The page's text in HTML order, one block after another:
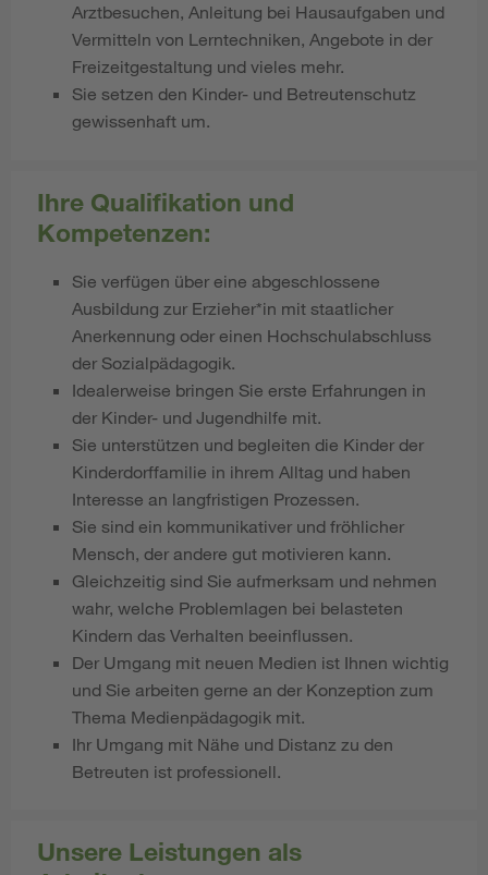
Arztbesuchen, Anleitung bei Hausaufgaben und
Vermitteln von Lerntechniken, Angebote in der
Freizeitgestaltung und vieles mehr.
Sie setzen den Kinder- und Betreutenschutz
gewissenhaft um.
Ihre Qualifikation und
Kompetenzen:
Sie verfügen über eine abgeschlossene
Ausbildung zur Erzieher*in mit staatlicher
Anerkennung oder einen Hochschulabschluss
der Sozialpädagogik.
Idealerweise bringen Sie erste Erfahrungen in
der Kinder- und Jugendhilfe mit.
Sie unterstützen und begleiten die Kinder der
Kinderdorffamilie in ihrem Alltag und haben
Interesse an langfristigen Prozessen.
Sie sind ein kommunikativer und fröhlicher
Mensch, der andere gut motivieren kann.
Gleichzeitig sind Sie aufmerksam und nehmen
wahr, welche Problemlagen bei belasteten
Kindern das Verhalten beeinflussen.
Der Umgang mit neuen Medien ist Ihnen wichtig
und Sie arbeiten gerne an der Konzeption zum
Thema Medienpädagogik mit.
Ihr Umgang mit Nähe und Distanz zu den
Betreuten ist professionell.
Unsere Leistungen als